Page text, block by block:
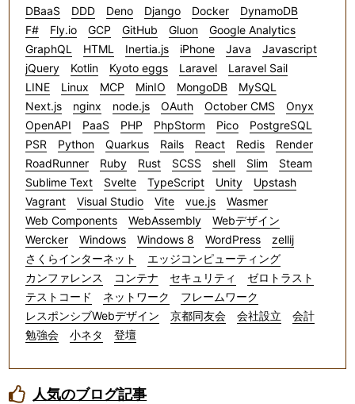
DBaaS
DDD Deno Django Docker
DynamoDB
F#
Fly.io GCP GitHub Gluon
Google Analytics
GraphQL
HTML Inertia.js iPhone Java
Javascript
jQuery
Kotlin Kyoto eggs Laravel
Laravel Sail
LINE
Linux MCP MinIO MongoDB
MySQL
Next.js
nginx node.js OAuth October CMS
Onyx
OpenAPI
PaaS PHP PhpStorm Pico
PostgreSQL
PSR
Python Quarkus Rails React Redis
Render
RoadRunner
Ruby Rust SCSS shell Slim
Steam
Sublime Text
Svelte TypeScript Unity
Upstash
Vagrant
Visual Studio Vite vue.js
Wasmer
Web Components
WebAssembly
Webデザイン
Wercker
Windows Windows 8 WordPress
zellij
さくらインターネット
エッジコンピューティング
カンファレンス
コンテナ セキュリティ
ゼロトラスト
テストコード
ネットワーク
フレームワーク
レスポンシブWebデザイン
京都同友会 会社設立
会計
勉強会
小ネタ 登壇
人気のブログ記事